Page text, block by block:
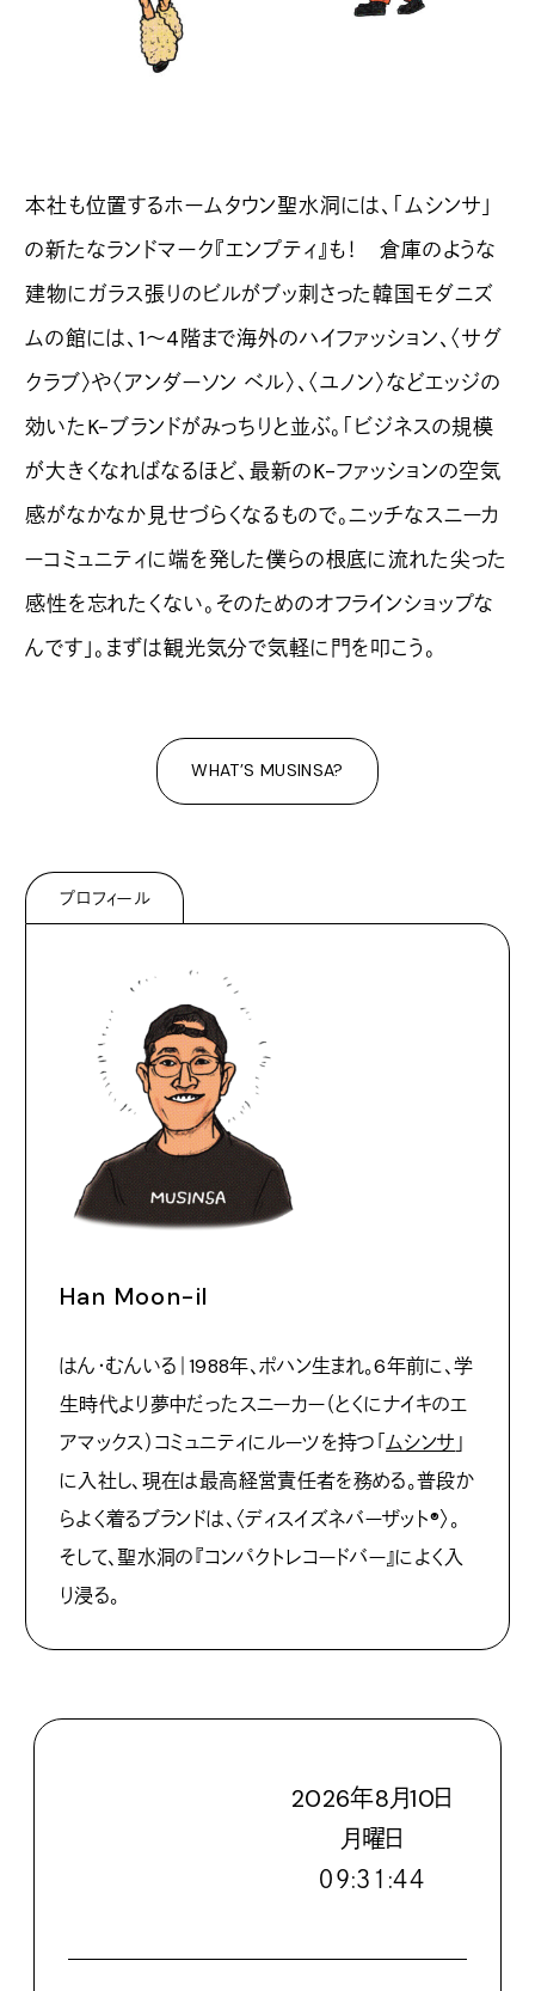
本社も位置するホームタウン聖水洞には、「ムシンサ」
の新たなランドマーク『エンプティ』も！ 倉庫のような
建物にガラス張りのビルがブッ刺さった韓国モダニズ
ムの館には、1〜4階まで海外のハイファッション、〈サグ
クラブ〉や〈アンダーソン ベル〉、〈ユノン〉などエッジの
効いたK-ブランドがみっちりと並ぶ。「ビジネスの規模
が大きくなればなるほど、最新のK-ファッションの空気
感がなかなか見せづらくなるもので。ニッチなスニーカ
ーコミュニティに端を発した僕らの根底に流れた尖った
感性を忘れたくない。そのためのオフラインショップな
んです」。まずは観光気分で気軽に門を叩こう。
WHAT’S MUSINSA?
プロフィール
Han Moon-il
はん・むんいる｜1988年、ポハン生まれ。6年前に、学
生時代より夢中だったスニーカー（とくにナイキのエ
アマックス）コミュニティにルーツを持つ「ムシンサ 」
に入社し、現在は最高経営責任者を務める。普段か
らよく着るブランドは、〈ディスイズネバーザット®〉。
そして、聖水洞の『コンパクトレコードバー』によく入
り浸る。
2026年8月10日
月曜日
０９:３１:４５